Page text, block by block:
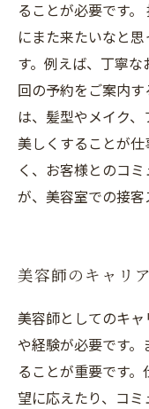
ることが必要です
にまた来たいなと
す。例えば、丁寧
回の予約をご案内
は、髪型やメイク
美しくすることが
く、お客様とのコ
が、美容室での接客
美容師のキャリ
美容師としてのキ
や経験が必要です
ることが重要です
望に応えたり、コ